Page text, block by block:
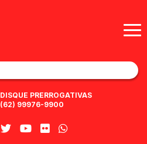
DISQUE PRERROGATIVAS
(62) 99976-9900